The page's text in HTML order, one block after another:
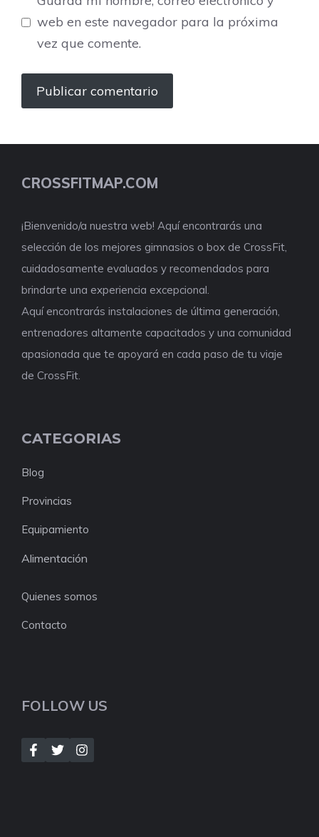
web en este navegador para la próxima
vez que comente.
CROSSFITMAP.COM
¡Bienvenido/a nuestra web! Aquí encontrarás una
selección de los mejores gimnasios o box de CrossFit,
cuidadosamente evaluados y recomendados para
brindarte una experiencia excepcional.
Aquí encontrarás instalaciones de última generación,
entrenadores altamente capacitados y una comunidad
apasionada que te apoyará en cada paso de tu viaje
de CrossFit.
CATEGORIAS
Blog
Provincias
Equipamiento
Alimentación
Quienes somos
Contacto
FOLLOW US